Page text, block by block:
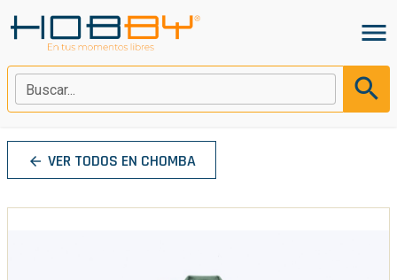
menu
Buscar... search
arrow_back VER TODOS EN CHOMBA